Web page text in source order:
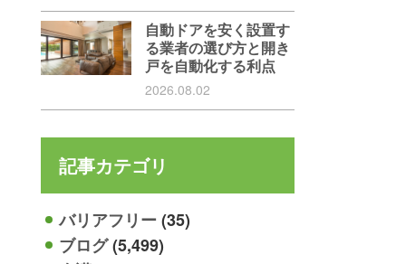
自動ドアを安く設置す
る業者の選び方と開き
戸を自動化する利点
2026.08.02
記事カテゴリ
バリアフリー(35)
ブログ(5,499)